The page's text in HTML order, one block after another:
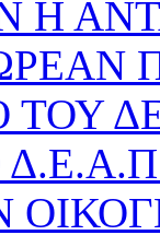
Η
ΤΟΥ